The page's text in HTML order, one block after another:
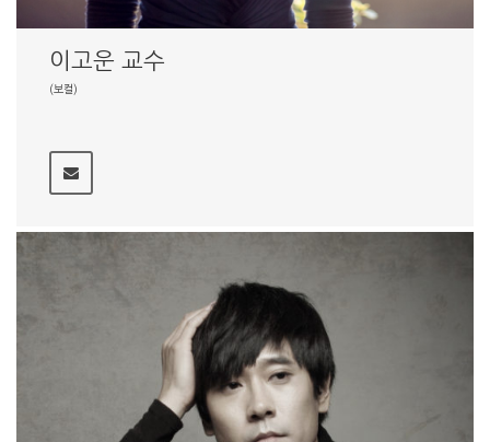
이고운 교수
(보컬)